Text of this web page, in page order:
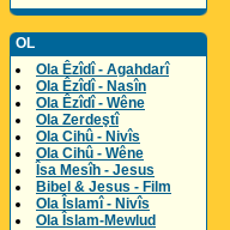
OL
Ola Êzîdî - Agahdarî
Ola Êzîdî - Nasîn
Ola Êzîdî - Wêne
Ola Zerdeştî
Ola Cihû - Nivîs
Ola Cihû - Wêne
Îsa Mesîh - Jesus
Bibel & Jesus - Film
Ola Îslamî - Nivîs
Ola Îslam-Mewlud